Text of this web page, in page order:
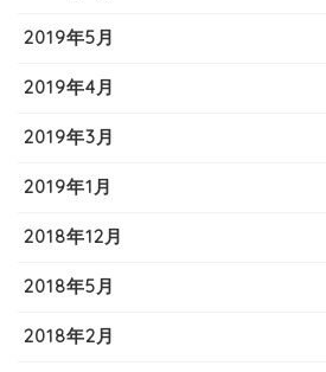
2019年5月
2019年4月
2019年3月
2019年1月
2018年12月
2018年5月
2018年2月